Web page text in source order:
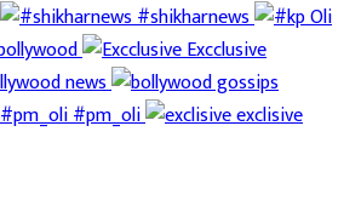
#shikharnews
Excclusive
news
#pm_oli
exclisive